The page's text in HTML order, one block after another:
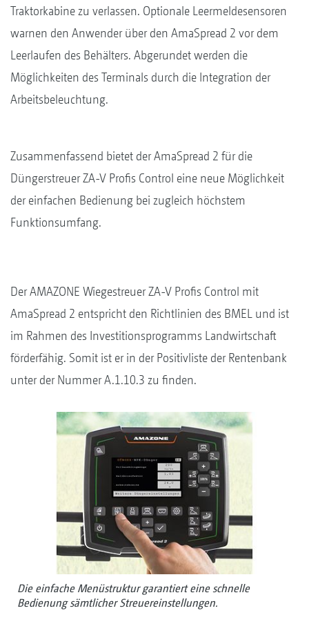
Traktorkabine zu verlassen. Optionale Leermeldesensoren
warnen den Anwender über den AmaSpread 2 vor dem
Leerlaufen des Behälters. Abgerundet werden die
Möglichkeiten des Terminals durch die Integration der
Arbeitsbeleuchtung.
Zusammenfassend bietet der AmaSpread 2 für die
Düngerstreuer ZA-V Profis Control eine neue Möglichkeit
der einfachen Bedienung bei zugleich höchstem
Funktionsumfang.
Der AMAZONE Wiegestreuer ZA-V Profis Control mit
AmaSpread 2 entspricht den Richtlinien des BMEL und ist
im Rahmen des Investitionsprogramms Landwirtschaft
förderfähig. Somit ist er in der Positivliste der Rentenbank
unter der Nummer A.1.10.3 zu finden.
Die einfache Menüstruktur garantiert eine schnelle
Bedienung sämtlicher Streuereinstellungen.